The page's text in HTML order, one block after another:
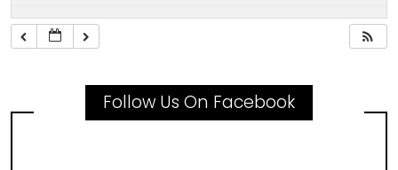
Follow Us On Facebook